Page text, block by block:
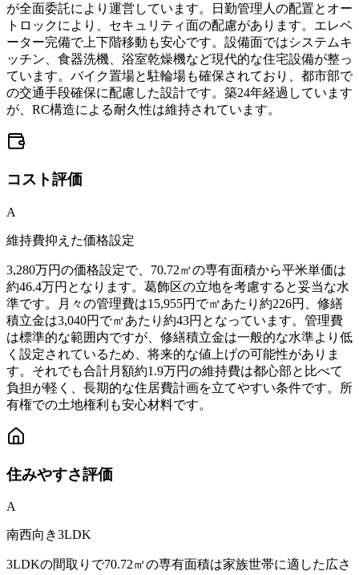
が全面委託により運営しています。日勤管理人の配置とオー
トロックにより、セキュリティ面の配慮があります。エレベ
ーター完備で上下階移動も安心です。設備面ではシステムキ
ッチン、食器洗機、浴室乾燥機など現代的な住宅設備が整っ
ています。バイク置場と駐輪場も確保されており、都市部で
の交通手段確保に配慮した設計です。築24年経過しています
が、RC構造による耐久性は維持されています。
コスト評価
A
維持費抑えた価格設定
3,280万円の価格設定で、70.72㎡の専有面積から平米単価は
約46.4万円となります。葛飾区の立地を考慮すると妥当な水
準です。月々の管理費は15,955円で㎡あたり約226円、修繕
積立金は3,040円で㎡あたり約43円となっています。管理費
は標準的な範囲内ですが、修繕積立金は一般的な水準より低
く設定されているため、将来的な値上げの可能性がありま
す。それでも合計月額約1.9万円の維持費は都心部と比べて
負担が軽く、長期的な住居費計画を立てやすい条件です。所
有権での土地権利も安心材料です。
住みやすさ評価
A
南西向き3LDK
3LDKの間取りで70.72㎡の専有面積は家族世帯に適した広さ